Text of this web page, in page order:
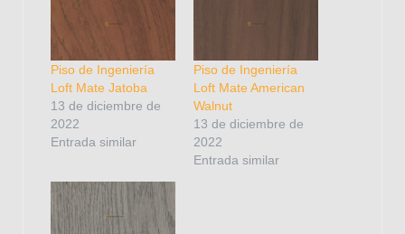
Piso de Ingeniería
Loft Mate Jatoba
13 de diciembre de
2022
Entrada similar
Piso de Ingeniería
Loft Mate American
Walnut
13 de diciembre de
2022
Entrada similar